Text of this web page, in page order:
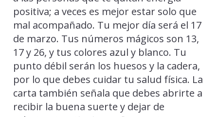
positiva; a veces es mejor estar solo que
mal acompañado. Tu mejor día será el 17
de marzo. Tus números mágicos son 13,
17 y 26, y tus colores azul y blanco. Tu
punto débil serán los huesos y la cadera,
por lo que debes cuidar tu salud física. La
carta también señala que debes abrirte a
recibir la buena suerte y dejar de